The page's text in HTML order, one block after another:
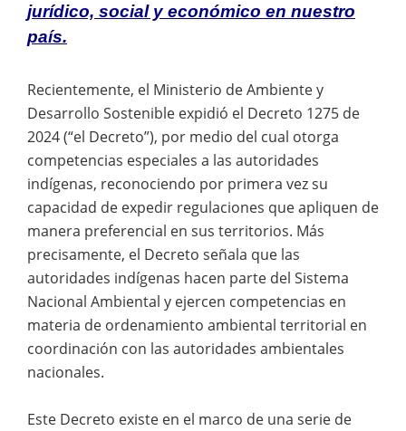
jurídico, social y económico en nuestro
país.
Recientemente, el Ministerio de Ambiente y
Desarrollo Sostenible expidió el Decreto 1275 de
2024 (“el Decreto”), por medio del cual otorga
competencias especiales a las autoridades
indígenas, reconociendo por primera vez su
capacidad de expedir regulaciones que apliquen de
manera preferencial en sus territorios. Más
precisamente, el Decreto señala que las
autoridades indígenas hacen parte del Sistema
Nacional Ambiental y ejercen competencias en
materia de ordenamiento ambiental territorial en
coordinación con las autoridades ambientales
nacionales.
Este Decreto existe en el marco de una serie de